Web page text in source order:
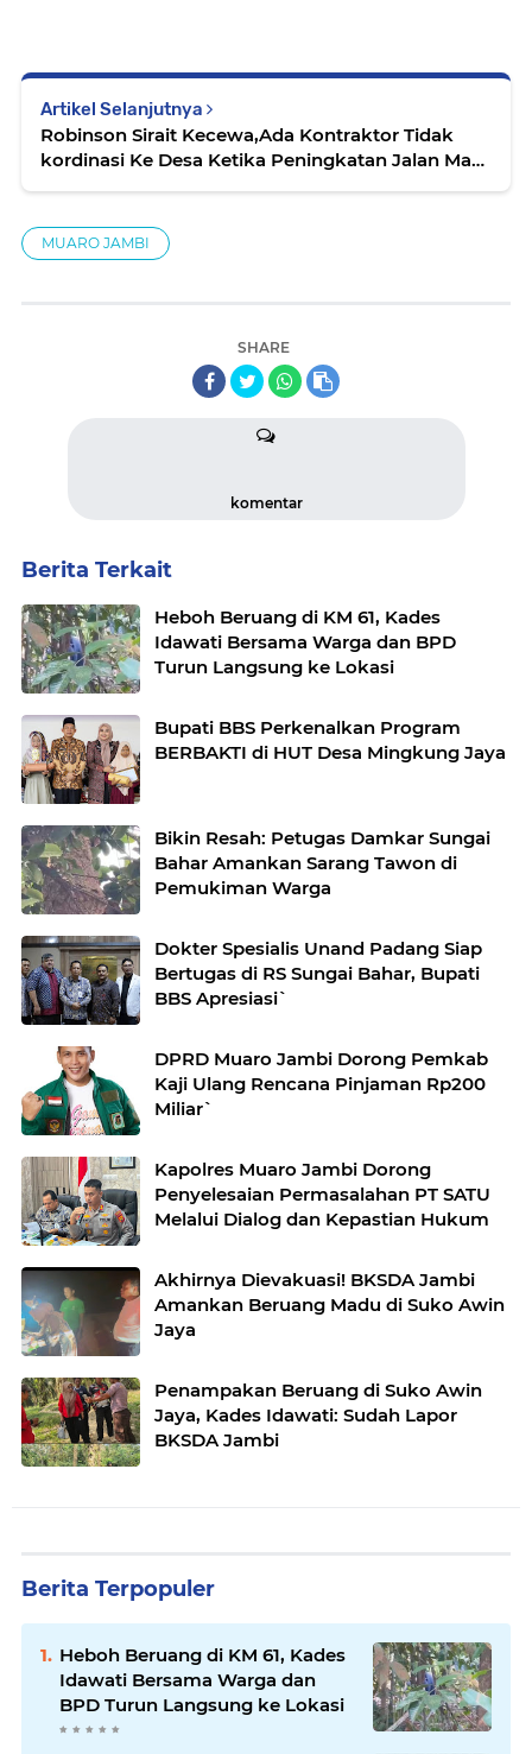
Artikel Selanjutnya
Robinson Sirait Kecewa,Ada Kontraktor Tidak
kordinasi Ke Desa Ketika Peningkatan Jalan Mau
MUARO JAMBI
SHARE
komentar
Berita Terkait
Heboh Beruang di KM 61, Kades
Idawati Bersama Warga dan BPD
Turun Langsung ke Lokasi
Bupati BBS Perkenalkan Program
BERBAKTI di HUT Desa Mingkung Jaya
Bikin Resah: Petugas Damkar Sungai
Bahar Amankan Sarang Tawon di
Pemukiman Warga
Dokter Spesialis Unand Padang Siap
Bertugas di RS Sungai Bahar, Bupati
BBS Apresiasi`
DPRD Muaro Jambi Dorong Pemkab
Kaji Ulang Rencana Pinjaman Rp200
Miliar`
Kapolres Muaro Jambi Dorong
Penyelesaian Permasalahan PT SATU
Melalui Dialog dan Kepastian Hukum
Akhirnya Dievakuasi! BKSDA Jambi
Amankan Beruang Madu di Suko Awin
Jaya
Penampakan Beruang di Suko Awin
Jaya, Kades Idawati: Sudah Lapor
BKSDA Jambi
Berita Terpopuler
Heboh Beruang di KM 61, Kades
Idawati Bersama Warga dan
BPD Turun Langsung ke Lokasi